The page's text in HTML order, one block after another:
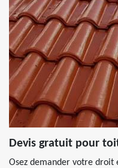
Devis gratuit pour
Osez demander votre